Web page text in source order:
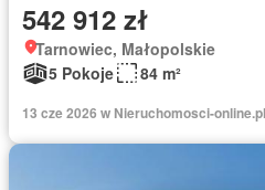
542 912 zł
Tarnowiec, Małopolskie
5 Pokoje
84 m²
13 cze 2026 w Nieruchomosci-